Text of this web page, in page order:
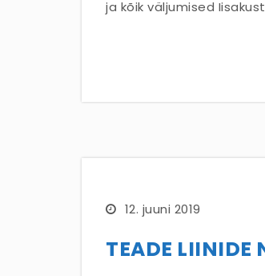
ja kõik väljumised
12. juuni 2019
TEADE LIINIDE